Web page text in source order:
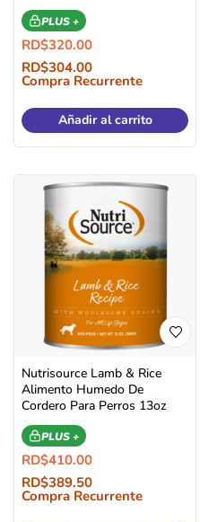
PLUS +
RD$320.00
RD$304.00
Compra Recurrente
Añadir al carrito
Nutrisource Lamb & Rice
Alimento Humedo De
Cordero Para Perros 13oz
PLUS +
RD$410.00
RD$389.50
Compra Recurrente